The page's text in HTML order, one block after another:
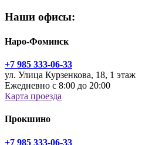
Наши офисы:
Наро-Фоминск
+7 985 333-06-33
ул. Улица Курзенкова, 18, 1 этаж
Ежедневно с 8:00 до 20:00
Карта проезда
Прокшино
+7 985 333-06-33